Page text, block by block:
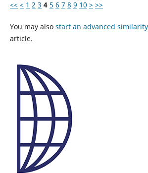
<< < 1 2 3 4 5 6 7 8 9 10 > >>
You may also start an advanced
article.